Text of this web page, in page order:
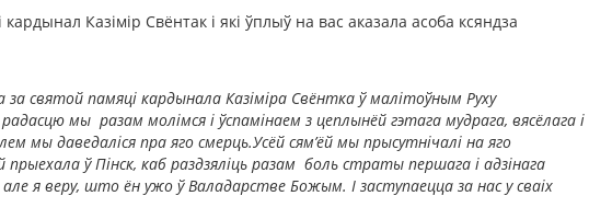
Казімір Свёнтак і які ўплыў на вас аказала асоба ксяндза
святой памяці кардынала Казіміра Свёнтка ў малітоўным Руху
мы разам молімся і ўспамінаем з цеплынёй гэтага мудрага, вясёлага і
мы даведаліся пра яго смерць.Усёй сям’ёй мы прысутнічалі на яго
прыехала ў Пінск, каб раздзяліць разам боль страты першага і адзінага
я веру, што ён ужо ў Валадарстве Божым. І заступаецца за нас у сваіх